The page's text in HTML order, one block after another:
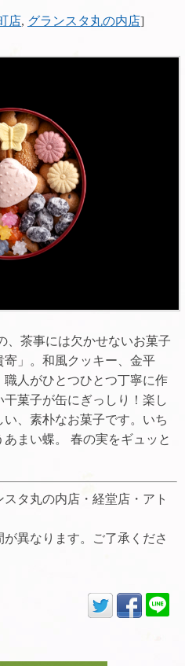
店, グランスタ丸の内店]
、茶事には欠かせないお菓子
」。和風クッキー、金平
人がひとつひとつ丁寧に作
菓子が缶にぎっしり！楽し
、素朴なお菓子です。いち
まい蝶。 春の実をギュッと
タ丸の内店・経堂店・アト
異なります。ご了承くださ